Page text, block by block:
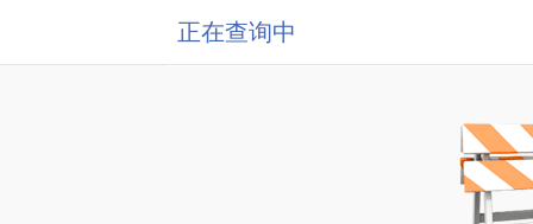
正在查询中